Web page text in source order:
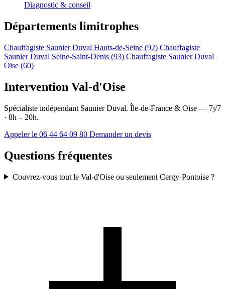
Diagnostic & conseil
Départements limitrophes
Chauffagiste Saunier Duval Hauts-de-Seine (92) Chauffagiste
Saunier Duval Seine-Saint-Denis (93) Chauffagiste Saunier Duval
Oise (60)
Intervention Val-d'Oise
Spécialiste indépendant Saunier Duval. Île-de-France & Oise — 7j/7
· 8h – 20h.
Appeler le 06 44 64 09 80 Demander un devis
Questions fréquentes
Couvrez-vous tout le Val-d'Oise ou seulement Cergy-Pontoise ?